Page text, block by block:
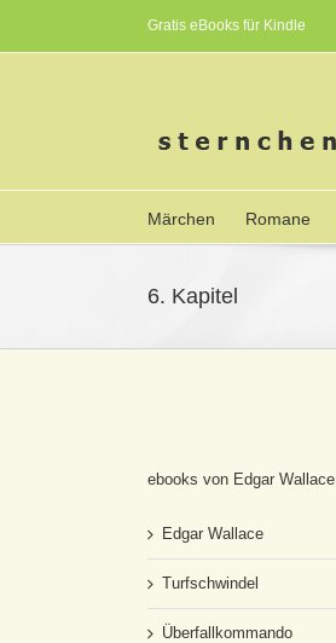
Gratis eBooks für Kindle
Märchen Romane
6. Kapitel
ebooks von Edgar Wallace
Edgar Wallace
Turfschwindel
Überfallkommando